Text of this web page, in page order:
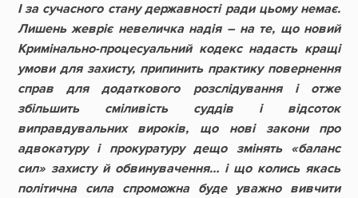
І за сучасного стану державності ради цьому немає.
Лишень жевріє невеличка надія – на те, що новий
Кримінально-процесуальний кодекс надасть кращі
умови для захисту, припинить практику повернення
справ для додаткового розслідування і отже
збільшить сміливість суддів і відсоток
виправдувальних вироків, що нові закони про
адвокатуру і прокуратуру дещо змінять «баланс
сил» захисту й обвинувачення… і що колись якась
політична сила спроможна буде уважно вивчити